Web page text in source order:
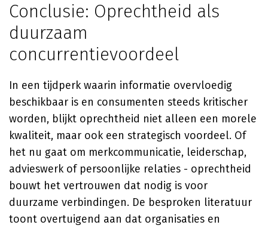
Conclusie: Oprechtheid als
duurzaam
concurrentievoordeel
In een tijdperk waarin informatie overvloedig
beschikbaar is en consumenten steeds kritischer
worden, blijkt oprechtheid niet alleen een morele
kwaliteit, maar ook een strategisch voordeel. Of
het nu gaat om merkcommunicatie, leiderschap,
advieswerk of persoonlijke relaties - oprechtheid
bouwt het vertrouwen dat nodig is voor
duurzame verbindingen. De besproken literatuur
toont overtuigend aan dat organisaties en